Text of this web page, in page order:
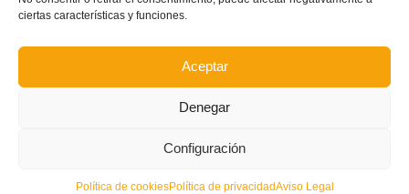
ciertas características y funciones.
Aceptar
Denegar
Configuración
Política de cookiesPolítica de privacidadAviso Legal